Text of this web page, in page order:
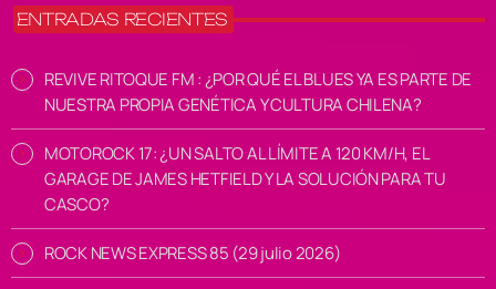
ENTRADAS RECIENTES
REVIVE RITOQUE FM : ¿POR QUÉ EL BLUES YA ES PARTE DE
NUESTRA PROPIA GENÉTICA Y CULTURA CHILENA?
MOTOROCK 17: ¿UN SALTO AL LÍMITE A 120 KM/H, EL
GARAGE DE JAMES HETFIELD Y LA SOLUCIÓN PARA TU
CASCO?
ROCK NEWS EXPRESS 85 (29 julio 2026)